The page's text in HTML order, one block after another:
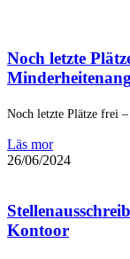
Noch letzte
Noch letzte Plätze frei
Läs mor
26/06/2024
Kontoor